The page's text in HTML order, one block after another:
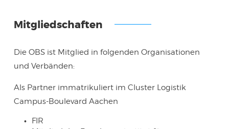
Mitgliedschaften
Die OBS ist Mitglied in folgenden Organisationen
und Verbänden:
Als Partner immatrikuliert im Cluster Logistik
Campus-Boulevard Aachen
FIR